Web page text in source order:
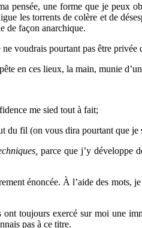
pensée, une forme que je peux
les torrents de colère et de
de façon anarchique.
voudrais pourtant pas être privée
en ces lieux, la main, munie
me sied tout à fait;
du fil (on vous dira pourtant que je
parce que j’y développe
énoncée. À l’aide des
toujours exercé sur moi une
pas à ce titre.